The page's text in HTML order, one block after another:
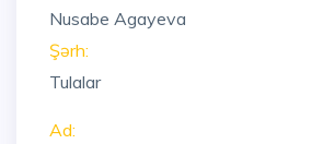
Nusabe Agayeva
Şərh:
Tulalar
Ad: